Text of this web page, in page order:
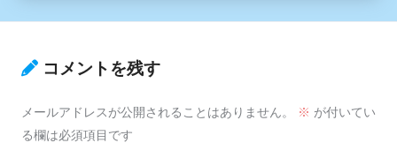
コメントを残す
メールアドレスが公開されることはありません。 ※ が付いてい
る欄は必須項目です